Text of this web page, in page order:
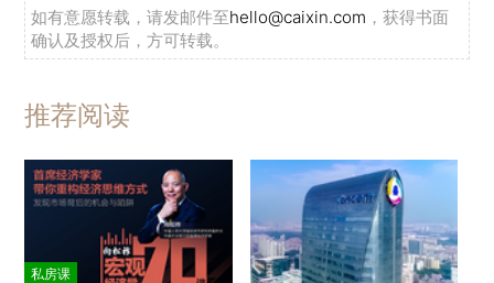
如有意愿转载，请发邮件至hello@caixin.com ，获得书面
确认及授权后，方可转载。
推荐阅读
私房课